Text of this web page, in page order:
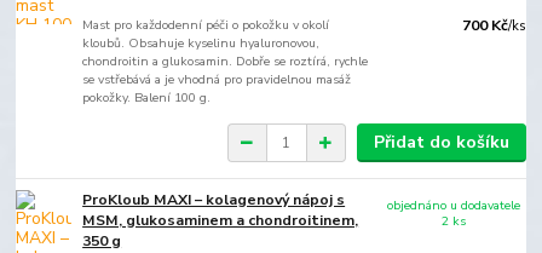
Mast pro každodenní péči o pokožku v okolí
kloubů. Obsahuje kyselinu hyaluronovou,
chondroitin a glukosamin. Dobře se roztírá, rychle
se vstřebává a je vhodná pro pravidelnou masáž
pokožky. Balení 100 g.
700 Kč/ks
Přidat do košíku
ProKloub MAXI – kolagenový nápoj s
MSM, glukosaminem a chondroitinem,
350 g
objednáno u dodavatele
2 ks